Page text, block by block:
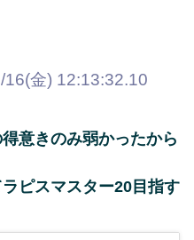
16(金) 12:13:32.10
意きのみ弱かったから
ピスマスター20目指す